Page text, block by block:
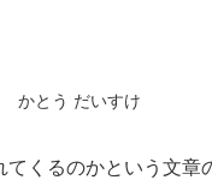
かとう だいすけ
くるのかという文